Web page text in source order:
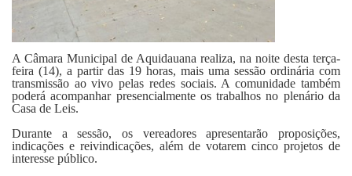
A Câmara Municipal de Aquidauana realiza, na noite desta terça-
feira (14), a partir das 19 horas, mais uma sessão ordinária com
transmissão ao vivo pelas redes sociais. A comunidade também
poderá acompanhar presencialmente os trabalhos no plenário da
Casa de Leis.
Durante a sessão, os vereadores apresentarão proposições,
indicações e reivindicações, além de votarem cinco projetos de
interesse público.